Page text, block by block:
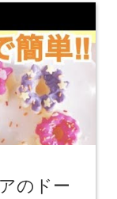
のドー